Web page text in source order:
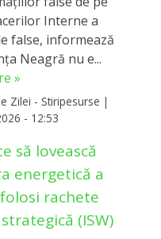
Interne a
false, informează
Neagră nu e...
»
Zilei - Stiripesurse |
- 12:53
să lovească
energetică a
rachete
(ISW)